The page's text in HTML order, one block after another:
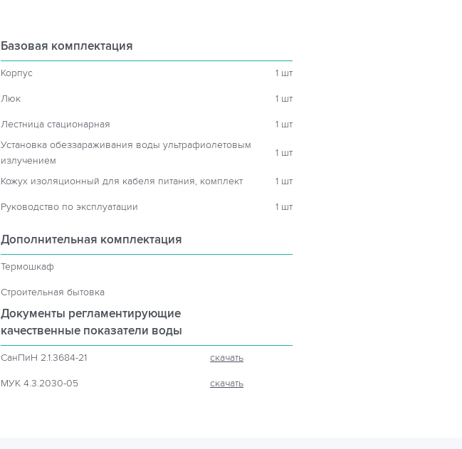
Базовая комплектация
Корпус 1 шт
Люк 1 шт
Лестница стационарная
1 шт
Установка обеззараживания воды ультрафиолетовым
излучением
1 шт
Кожух изоляционный для кабеля питания, комплект 1 шт
Руководство по эксплуатации 1 шт
Дополнительная комплектация
Термошкаф
Строительная бытовка
Документы регламентирующие
качественные показатели воды
СанПиН 2.1.3684-21 скачать
МУК 4.3.2030-05 скачать